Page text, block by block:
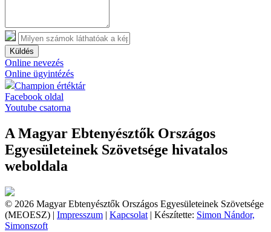
Küldés
Online nevezés
Online ügyintézés
Champion értéktár
Facebook oldal
Youtube csatorna
A Magyar Ebtenyésztők Országos
Egyesületeinek Szövetsége hivatalos
weboldala
© 2026 Magyar Ebtenyésztők Országos Egyesületeinek Szövetsége
(MEOESZ) | Impresszum | Kapcsolat | Készítette: Simon Nándor,
Simonszoft